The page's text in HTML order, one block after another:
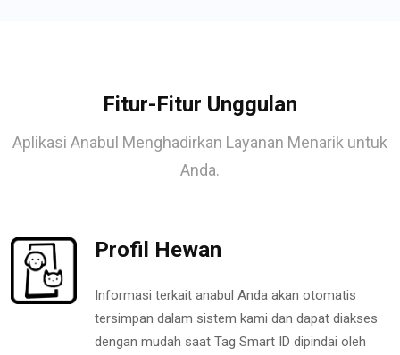
Fitur-Fitur Unggulan
Aplikasi Anabul Menghadirkan Layanan Menarik untuk
Anda.
Profil Hewan
Informasi terkait anabul Anda akan otomatis
tersimpan dalam sistem kami dan dapat diakses
dengan mudah saat Tag Smart ID dipindai oleh